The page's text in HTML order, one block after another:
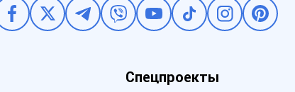
Спецпроекты